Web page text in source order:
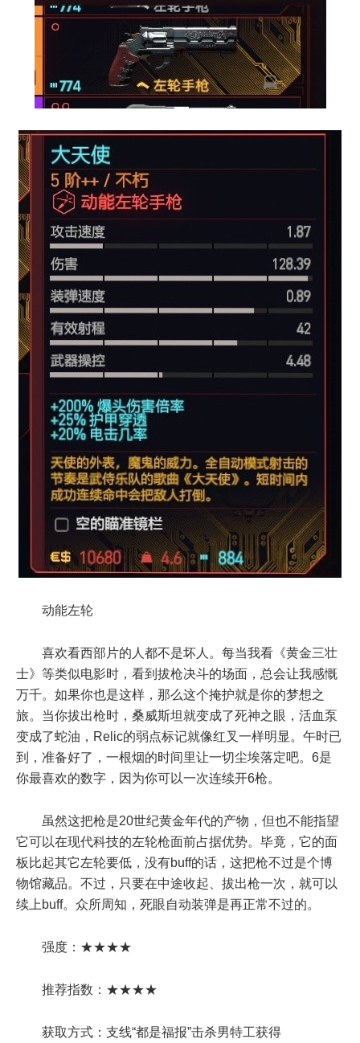
动能左轮
喜欢看西部片的人都不是坏人。每当我看《黄金三壮
士》等类似电影时，看到拔枪决斗的场面，总会让我感慨
万千。如果你也是这样，那么这个掩护就是你的梦想之
旅。当你拔出枪时，桑威斯坦就变成了死神之眼，活血泵
变成了蛇油，Relic的弱点标记就像红叉一样明显。午时已
到，准备好了，一根烟的时间里让一切尘埃落定吧。6是
你最喜欢的数字，因为你可以一次连续开6枪。
虽然这把枪是20世纪黄金年代的产物，但也不能指望
它可以在现代科技的左轮枪面前占据优势。毕竟，它的面
板比起其它左轮要低，没有buff的话，这把枪不过是个博
物馆藏品。不过，只要在中途收起、拔出枪一次，就可以
续上buff。众所周知，死眼自动装弹是再正常不过的。
强度：★★★★
推荐指数：★★★★
获取方式：支线“都是福报”击杀男特工获得